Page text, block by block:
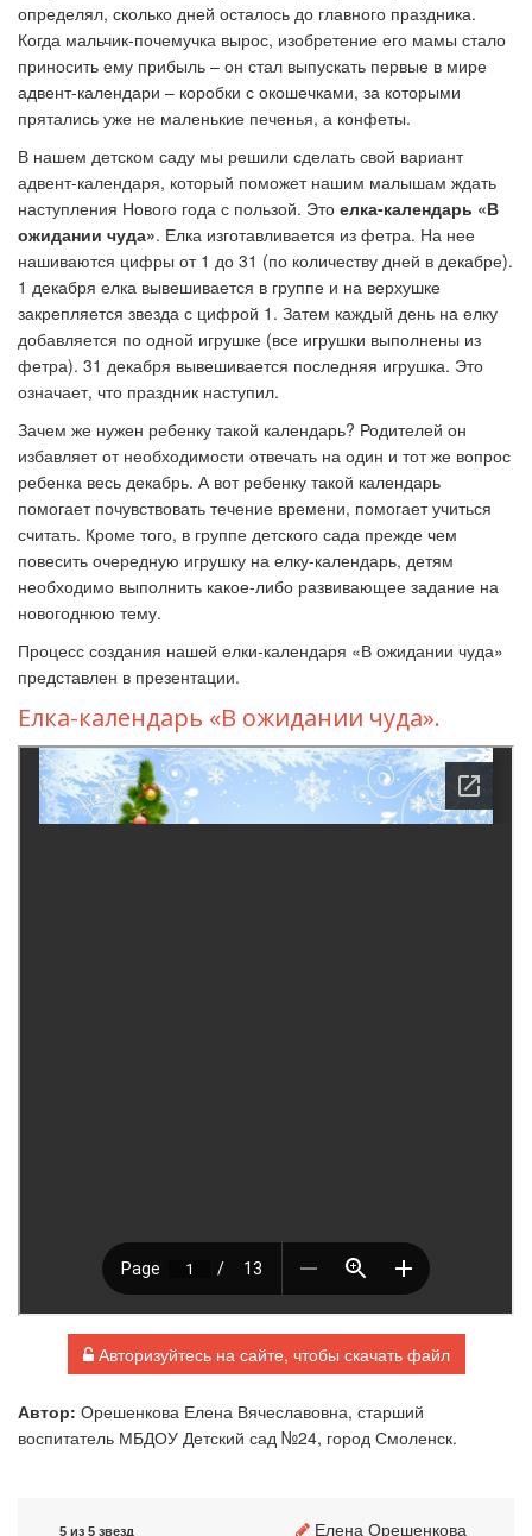
определял, сколько дней осталось до главного праздника.
Когда мальчик-почемучка вырос, изобретение его мамы стало
приносить ему прибыль – он стал выпускать первые в мире
адвент-календари – коробки с окошечками, за которыми
прятались уже не маленькие печенья, а конфеты.
В нашем детском саду мы решили сделать свой вариант
адвент-календаря, который поможет нашим малышам ждать
наступления Нового года с пользой. Это елка-календарь «В
ожидании чуда». Елка изготавливается из фетра. На нее
нашиваются цифры от 1 до 31 (по количеству дней в декабре).
1 декабря елка вывешивается в группе и на верхушке
закрепляется звезда с цифрой 1. Затем каждый день на елку
добавляется по одной игрушке (все игрушки выполнены из
фетра). 31 декабря вывешивается последняя игрушка. Это
означает, что праздник наступил.
Зачем же нужен ребенку такой календарь? Родителей он
избавляет от необходимости отвечать на один и тот же вопрос
ребенка весь декабрь. А вот ребенку такой календарь
помогает почувствовать течение времени, помогает учиться
считать. Кроме того, в группе детского сада прежде чем
повесить очередную игрушку на елку-календарь, детям
необходимо выполнить какое-либо развивающее задание на
новогоднюю тему.
Процесс создания нашей елки-календаря «В ожидании чуда»
представлен в презентации.
Елка-календарь «В ожидании чуда».
Авторизуйтесь на сайте, чтобы скачать файл
Автор: Орешенкова Елена Вячеславовна, старший
воспитатель МБДОУ Детский сад №24, город Смоленск.
5 из 5 звезд Елена Орешенкова